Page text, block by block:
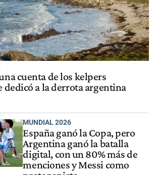
cuenta de los kelpers
dedicó a la derrota argentina
MUNDIAL 2026
España ganó la Copa, pero
Argentina ganó la batalla
digital, con un 80% más de
menciones y Messi como